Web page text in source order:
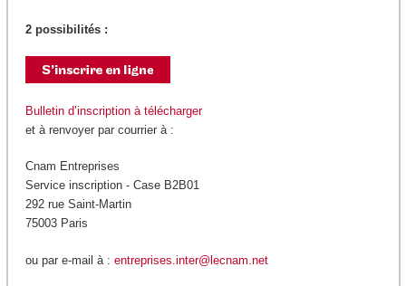
2 possibilités :
Bulletin d’inscription à télécharger
et à renvoyer par courrier à :
Cnam Entreprises
Service inscription - Case B2B01
292 rue Saint-Martin
75003 Paris
ou par e-mail à : entreprises.inter@lecnam.net